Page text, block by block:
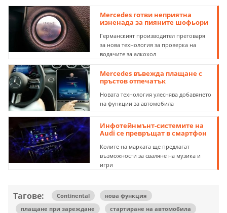
Mercedes готви неприятна
изненада за пияните шофьори
Германският производител преговаря
за нова технология за проверка на
водачите за алкохол
Mercedes въвежда плащане с
пръстов отпечатък
Новата технология улеснява добавянето
на функции за автомобила
Инфотейнмънт-системите на
Audi се превръщат в смартфон
Колите на марката ще предлагат
възможности за сваляне на музика и
игри
Тагове: Continental
нова функция
плащане при зареждане
стартиране на автомобила